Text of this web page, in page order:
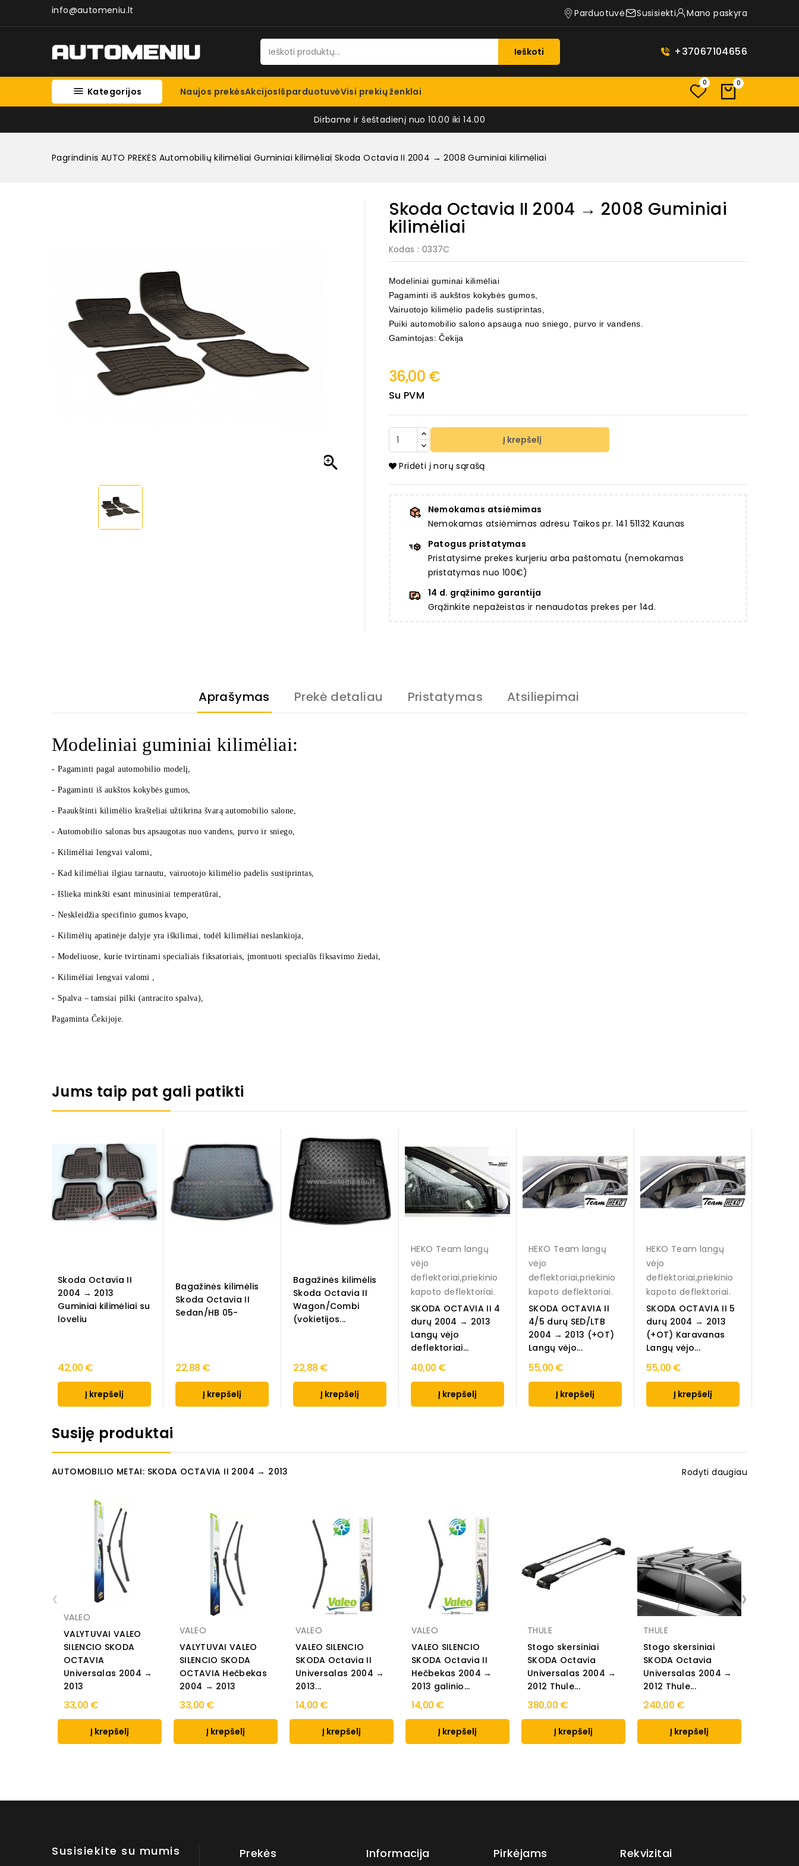
info@automeniu.lt Parduotuvė Susisiekti Mano paskyra
Ieškoti +37067104656
 Kategorijos Naujos prekėsAkcijosIšparduotuvėVisi prekių ženklai
0 0
Dirbame ir šeštadienį nuo 10.00 iki 14.00
Pagrindinis AUTO PREKĖS Automobilių kilimėliai Guminiai kilimėliai Skoda Octavia II 2004 → 2008 Guminiai kilimėliai

Skoda Octavia II 2004 → 2008 Guminiai
kilimėliai
Kodas : 0337C
Modeliniai guminai kilimėliai
Pagaminti iš aukštos kokybės gumos,
Vairuotojo kilimėlio padelis sustiprintas,
Puiki automobilio salono apsauga nuo sniego, purvo ir vandens.
Gamintojas: Čekija
36,00 €
Su PVM
Į krepšelį
Pridėti į norų sąrašą
Nemokamas atsiėmimas
Nemokamas atsiėmimas adresu Taikos pr. 141 51132 Kaunas
Patogus pristatymas
Pristatysime prekes kurjeriu arba paštomatu (nemokamas
pristatymas nuo 100€)
14 d. grąžinimo garantija
Grąžinkite nepažeistas ir nenaudotas prekes per 14d.
Aprašymas Prekė detaliau Pristatymas Atsiliepimai
Modeliniai guminiai kilimėliai:
- Pagaminti pagal automobilio modelį,
- Pagaminti iš aukštos kokybės gumos,
- Paaukštinti kilimėlio krašteliai užtikrina švarą automobilio salone,
- Automobilio salonas bus apsaugotas nuo vandens, purvo ir sniego,
- Kilimėliai lengvai valomi,
- Kad kilimėliai ilgiau tarnautu, vairuotojo kilimėlio padelis sustiprintas,
- Išlieka minkšti esant minusiniai temperatūrai,
- Neskleidžia specifinio gumos kvapo,
- Kilimėlių apatinėje dalyje yra iškilimai, todėl kilimėliai neslankioja,
- Modeliuose, kurie tvirtinami specialiais fiksatoriais, įmontuoti specialūs fiksavimo žiedai,
- Kilimėliai lengvai valomi ,
- Spalva – tamsiai pilki (antracito spalva),
Pagaminta Čekijoje.
Jums taip pat gali patikti
Skoda Octavia II
2004 → 2013
Guminiai kilimėliai su
loveliu
42,00 €
Į krepšelį
Bagažinės kilimėlis
Skoda Octavia II
Sedan/HB 05-
22,88 €
Į krepšelį
Bagažinės kilimėlis
Skoda Octavia II
Wagon/Combi
(vokietijos...
22,88 €
Į krepšelį
HEKO Team langų
vėjo
deflektoriai,priekinio
kapoto deflektoriai.
SKODA OCTAVIA II 4
durų 2004 → 2013
Langų vėjo
deflektoriai...
40,00 €
Į krepšelį
HEKO Team langų
vėjo
deflektoriai,priekinio
kapoto deflektoriai.
SKODA OCTAVIA II
4/5 durų SED/LTB
2004 → 2013 (+OT)
Langų vėjo...
55,00 €
Į krepšelį
HEKO Team langų
vėjo
deflektoriai,priekinio
kapoto deflektoriai.
SKODA OCTAVIA II 5
durų 2004 → 2013
(+OT) Karavanas
Langų vėjo...
55,00 €
Į krepšelį
Susiję produktai
AUTOMOBILIO METAI: SKODA OCTAVIA II 2004 → 2013 Rodyti daugiau
VALEO
VALYTUVAI VALEO
SILENCIO SKODA
OCTAVIA
Universalas 2004 →
2013
33,00 €
Į krepšelį
VALEO
VALYTUVAI VALEO
SILENCIO SKODA
OCTAVIA Hečbekas
2004 → 2013
33,00 €
Į krepšelį
VALEO
VALEO SILENCIO
SKODA Octavia II
Universalas 2004 →
2013...
14,00 €
Į krepšelį
VALEO
VALEO SILENCIO
SKODA Octavia II
Hečbekas 2004 →
2013 galinio...
14,00 €
Į krepšelį
THULE
Stogo skersiniai
SKODA Octavia
Universalas 2004 →
2012 Thule...
380,00 €
Į krepšelį
THULE
Stogo skersiniai
SKODA Octavia
Universalas 2004 →
2012 Thule...
240,00 €
Į krepšelį
‹ ›
Susisiekite su mumis Prekės Informacija Pirkėjams Rekvizitai